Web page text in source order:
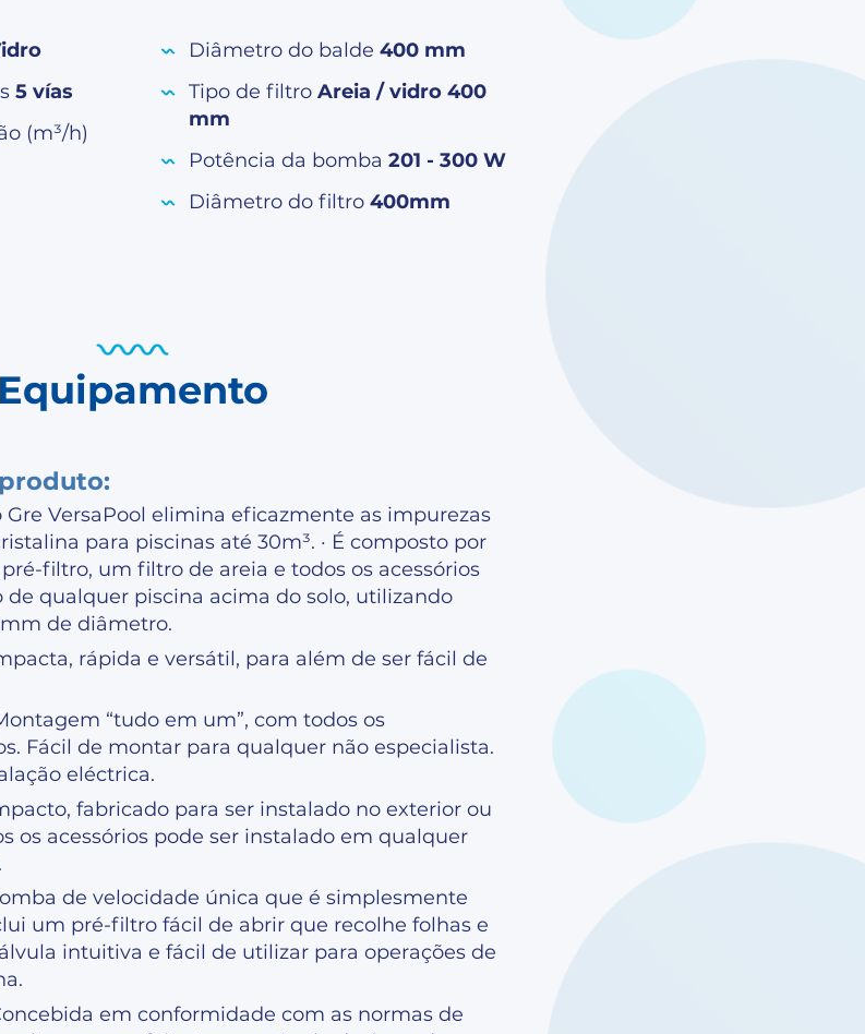
5 vías
(m³/h)
Diâmetro do balde 400 mm
Tipo de filtro Areia / vidro 400
mm
Potência da bomba 201 - 300 W
Diâmetro do filtro 400mm
Equipamento
VersaPool elimina eficazmente as impurezas
para piscinas até 30m³. · É composto por
filtro, um filtro de areia e todos os acessórios
de qualquer piscina acima do solo, utilizando
de diâmetro.
rápida e versátil, para além de ser fácil de
“tudo em um”, com todos os
Fácil de montar para qualquer não especialista.
eléctrica.
fabricado para ser instalado no exterior ou
os acessórios pode ser instalado em qualquer
de velocidade única que é simplesmente
um pré-filtro fácil de abrir que recolhe folhas e
intuitiva e fácil de utilizar para operações de
em conformidade com as normas de